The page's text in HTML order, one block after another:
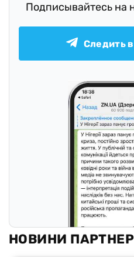
Подписывайтесь на
Следить